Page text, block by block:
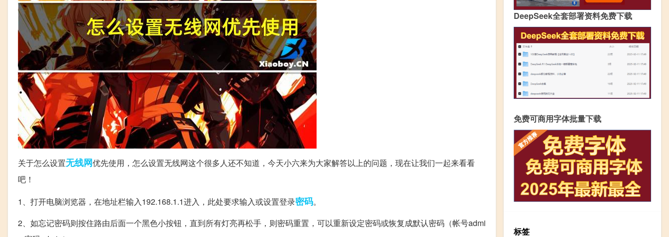
关于怎么设置无线网优先使用，怎么设置无线网这个很多人还不知道，今天小六来为大家解答以上的问题，现在让我们一起来看看
吧！
1、打开电脑浏览器，在地址栏输入192.168.1.1进入，此处要求输入或设置登录密码。
2、如忘记密码则按住路由后面一个黑色小按钮，直到所有灯亮再松手，则密码重置，可以重新设定密码或恢复成默认密码（帐号admi
DeepSeek全套部署资料免费下载
免费可商用字体批量下载
标签